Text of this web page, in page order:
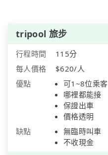
tripool 旅步
行程時間
115分
每人價格
$620/人
優點
可1~8位乘客
哪裡都能接
保證出車
價格透明
缺點
無臨時叫車
不收現金